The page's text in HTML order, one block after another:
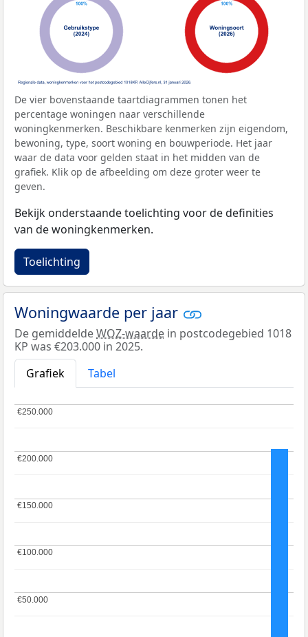
De vier bovenstaande taartdiagrammen tonen het
percentage woningen naar verschillende
woningkenmerken. Beschikbare kenmerken zijn eigendom,
bewoning, type, soort woning en bouwperiode. Het jaar
waar de data voor gelden staat in het midden van de
grafiek. Klik op de afbeelding om deze groter weer te
geven.
Bekijk onderstaande toelichting voor de definities
van de woningkenmerken.
Toelichting
Woningwaarde per jaar
De gemiddeldeWOZ-waarde in postcodegebied 1018
KP was €203.000 in 2025.
Grafiek
Tabel
€50.000
€50.000
€100.000
€100.000
€150.000
€150.000
€200.000
€200.000
€250.000
€250.000